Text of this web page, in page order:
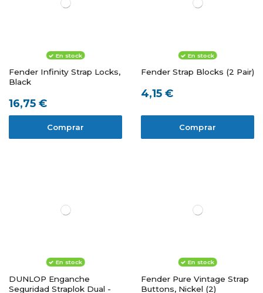
En stock
Fender Infinity Strap Locks,
Black
16,75 €
Comprar
En stock
Fender Strap Blocks (2 Pair)
4,15 €
Comprar
En stock
DUNLOP Enganche
Seguridad Straplok Dual -
En stock
Fender Pure Vintage Strap
Buttons, Nickel (2)